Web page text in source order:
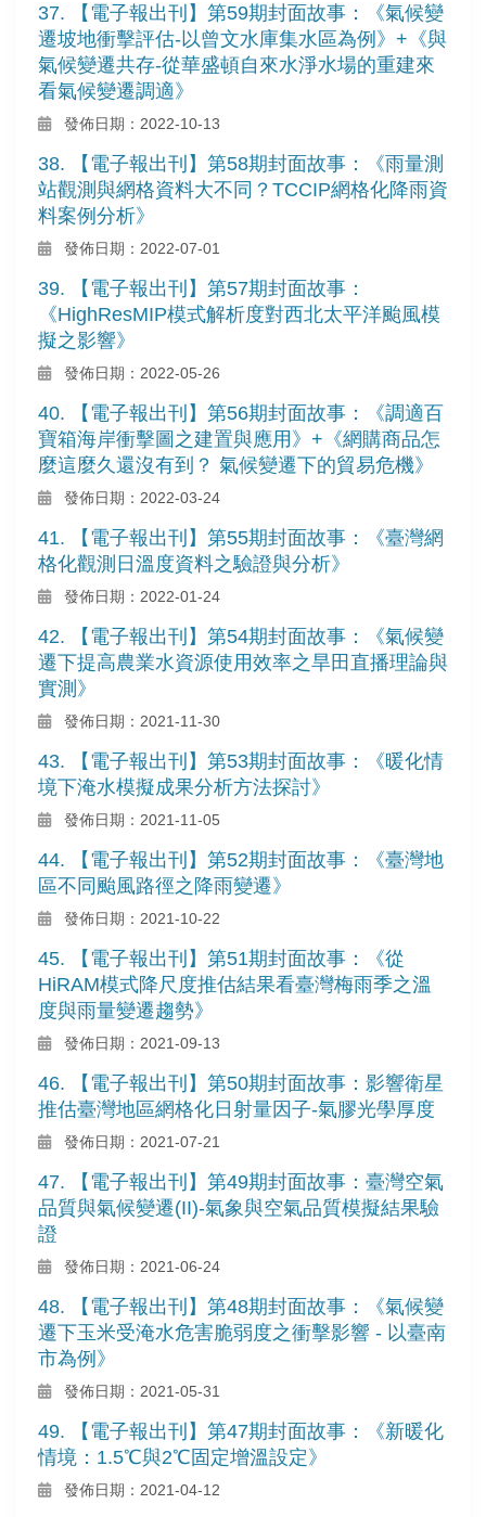
37. 【電子報出刊】第59期封面故事：《氣候變
遷坡地衝擊評估-以曾文水庫集水區為例》+《與
氣候變遷共存-從華盛頓自來水淨水場的重建來
看氣候變遷調適》
發佈日期：2022-10-13
38. 【電子報出刊】第58期封面故事：《雨量測
站觀測與網格資料大不同？TCCIP網格化降雨資
料案例分析》
發佈日期：2022-07-01
39. 【電子報出刊】第57期封面故事：
《HighResMIP模式解析度對西北太平洋颱風模
擬之影響》
發佈日期：2022-05-26
40. 【電子報出刊】第56期封面故事：《調適百
寶箱海岸衝擊圖之建置與應用》+《網購商品怎
麼這麼久還沒有到？ 氣候變遷下的貿易危機》
發佈日期：2022-03-24
41. 【電子報出刊】第55期封面故事：《臺灣網
格化觀測日溫度資料之驗證與分析》
發佈日期：2022-01-24
42. 【電子報出刊】第54期封面故事：《氣候變
遷下提高農業水資源使用效率之旱田直播理論與
實測》
發佈日期：2021-11-30
43. 【電子報出刊】第53期封面故事：《暖化情
境下淹水模擬成果分析方法探討》
發佈日期：2021-11-05
44. 【電子報出刊】第52期封面故事：《臺灣地
區不同颱風路徑之降雨變遷》
發佈日期：2021-10-22
45. 【電子報出刊】第51期封面故事：《從
HiRAM模式降尺度推估結果看臺灣梅雨季之溫
度與雨量變遷趨勢》
發佈日期：2021-09-13
46. 【電子報出刊】第50期封面故事：影響衛星
推估臺灣地區網格化日射量因子-氣膠光學厚度
發佈日期：2021-07-21
47. 【電子報出刊】第49期封面故事：臺灣空氣
品質與氣候變遷(II)-氣象與空氣品質模擬結果驗
證
發佈日期：2021-06-24
48. 【電子報出刊】第48期封面故事：《氣候變
遷下玉米受淹水危害脆弱度之衝擊影響 - 以臺南
市為例》
發佈日期：2021-05-31
49. 【電子報出刊】第47期封面故事：《新暖化
情境：1.5℃與2℃固定增溫設定》
發佈日期：2021-04-12